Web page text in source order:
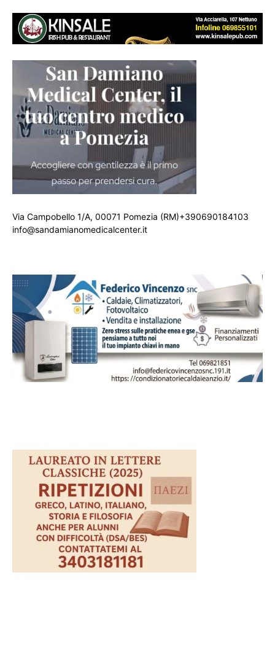
Via Campobello 1/A, 00071 Pomezia (RM)+390690184103
info@sandamianomedicalcenter.it